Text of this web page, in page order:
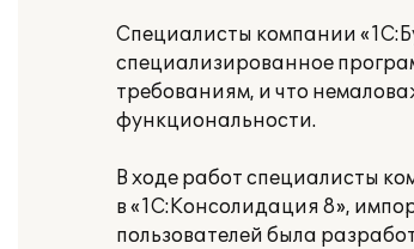
Специалисты компании
специализированное
требованиям, и что
функциональности.
В ходе работ специалисты
в «1С:Консолидация 8»,
пользователей была